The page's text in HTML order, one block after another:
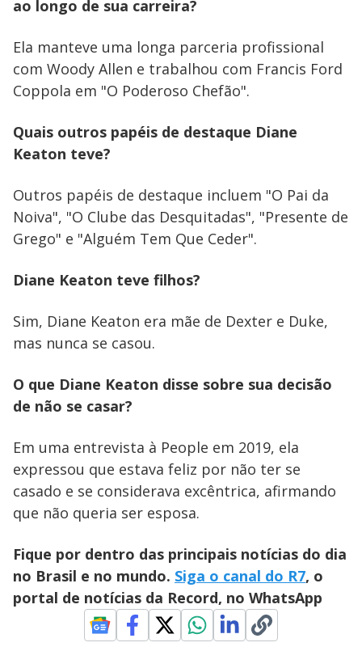
ao longo de sua carreira?
Ela manteve uma longa parceria profissional
com Woody Allen e trabalhou com Francis Ford
Coppola em "O Poderoso Chefão".
Quais outros papéis de destaque Diane
Keaton teve?
Outros papéis de destaque incluem "O Pai da
Noiva", "O Clube das Desquitadas", "Presente de
Grego" e "Alguém Tem Que Ceder".
Diane Keaton teve filhos?
Sim, Diane Keaton era mãe de Dexter e Duke,
mas nunca se casou.
O que Diane Keaton disse sobre sua decisão
de não se casar?
Em uma entrevista à People em 2019, ela
expressou que estava feliz por não ter se
casado e se considerava excêntrica, afirmando
que não queria ser esposa.
Fique por dentro das principais notícias do dia
no Brasil e no mundo. Siga o canal do R7, o
portal de notícias da Record, no WhatsApp